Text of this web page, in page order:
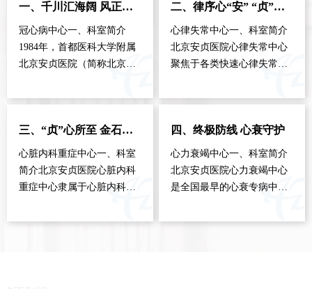
一、千川汇海阔 风正好扬帆
冠心病中心一、科室简介
1984年，首都医科大学附属
北京安贞医院（简称北京安
心脏内科。2021年4月，根据
国内一流、国际知名的高水
平创新型医院的发展愿景，
进一步推…
二、律序心“安” “贞”心守望
心律失常中心一、科室简介
北京安贞医院心律失常中心
聚焦于各类快速心律失常的
颤动（简称房颤）、室性心
性心动过速、房性心动过速
和心房扑动等疾病。中心先
后由马长…
三、“贞”心所至 金石为开
心脏内科重症中心一、科室
简介北京安贞医院心脏内科
重症中心隶属于心脏内科医
科。中心以心血管重症疾病
四、终极防线 心衰守护
心力衰竭中心一、科室简介
北京安贞医院心力衰竭中心
是全国最早的心衰专病中心
心衰质控中心，是相关专科